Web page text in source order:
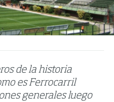
de la historia
es Ferrocarril
generales luego